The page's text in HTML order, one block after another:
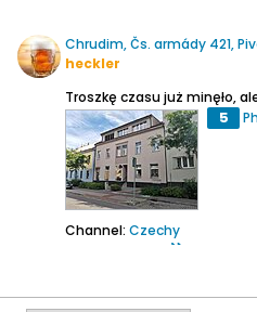
Chrudim, Čs. armády 421,
heckler
5
Channel: Czechy